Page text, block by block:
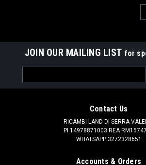
JOIN OUR MAILING LIST for
Address
Contact Us
RICAMBI LAND DI SERRA
PI 14978871003 REA
WHATSAPP 3272328651
Accounts & Orders